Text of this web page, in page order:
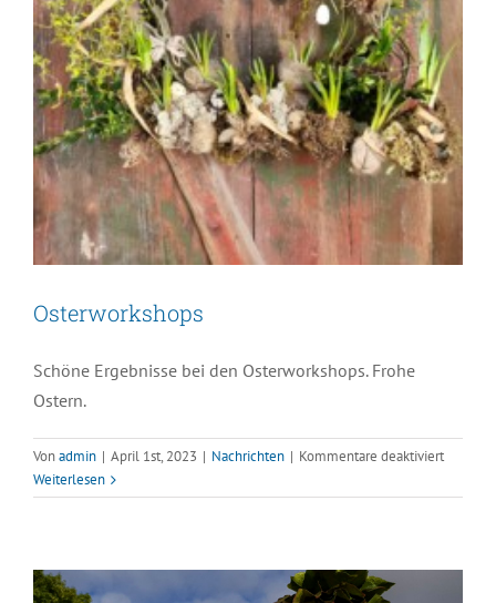
Osterworkshops
Schöne Ergebnisse bei den Osterworkshops. Frohe
Ostern.
Vonadmin | April 1st, 2023 | Nachrichten | Kommentare deaktiviertfür
WeiterlesenWochenende des offenen Gartens